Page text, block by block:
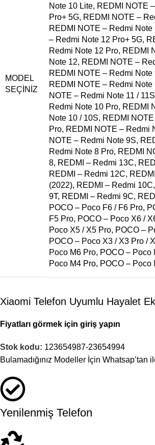
MODEL
SEÇINIZ
Note 10 Lite, REDMI NOTE
Pro+ 5G, REDMI NOTE –
REDMI NOTE – Redmi Note
– Redmi Note 12 Pro+ 5G,
Redmi Note 12 Pro, REDMI
Note 12, REDMI NOTE –
REDMI NOTE – Redmi Note
REDMI NOTE – Redmi Note
NOTE – Redmi Note 11 / 11S
Redmi Note 10 Pro, REDMI
Note 10 / 10S, REDMI
Pro, REDMI NOTE – Redmi
NOTE – Redmi Note 9S,
Redmi Note 8 Pro, REDMI
8, REDMI – Redmi 13C,
REDMI – Redmi 12C,
(2022), REDMI – Redmi 10C,
9T, REDMI – Redmi 9C,
POCO – Poco F6 / F6 Pro,
F5 Pro, POCO – Poco X6 /
Poco X5 / X5 Pro, POCO –
POCO – Poco X3 / X3 Pro /
Poco M6 Pro, POCO – Poco
Poco M4 Pro, POCO – Poco
Xiaomi Telefon Uyumlu Hayalet
Fiyatları görmek için giriş yapın
Stok kodu: 123654987-23654994
Bulamadığınız Modeller İçin Whatsap’tan
Yenilenmiş Telefon